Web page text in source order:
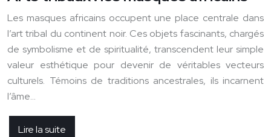
Les masques africains occupent une place centrale dans
l’art tribal du continent noir. Ces objets fascinants, chargés
de symbolisme et de spiritualité, transcendent leur simple
valeur esthétique pour devenir de véritables vecteurs
culturels. Témoins de traditions ancestrales, ils incarnent
l’âme…
Lire la suite